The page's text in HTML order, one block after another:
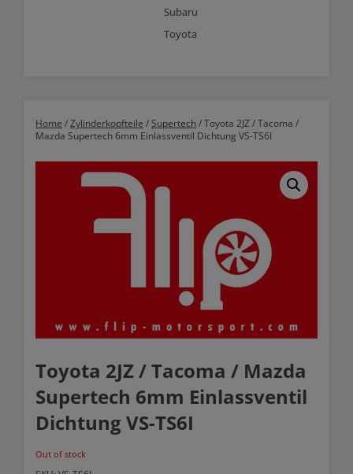
Subaru
Toyota
Home /Zylinderkopfteile /Supertech/ Toyota 2JZ / Tacoma /
Mazda Supertech 6mm Einlassventil Dichtung VS-TS6I
Toyota 2JZ / Tacoma / Mazda
Supertech 6mm Einlassventil
Dichtung VS-TS6I
Out of stock